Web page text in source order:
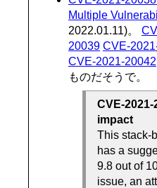
Multiple
2022.01.11)。
20039 CVE-
CVE-2021-20042
ものだそうで。
CVE-
impact
This stack-
has a
9.8 out of
issue, an